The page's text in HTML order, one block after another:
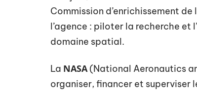
Commission d’enrichissement
l’agence : piloter la recherche et
domaine spatial.
La NASA(National Aeronautics
organiser, financer et superviser